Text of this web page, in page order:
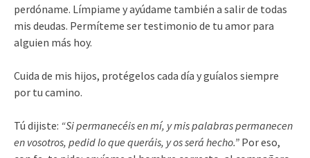
perdóname. Límpiame y ayúdame también a salir de todas
mis deudas. Permíteme ser testimonio de tu amor para
alguien más hoy.
Cuida de mis hijos, protégelos cada día y guíalos siempre
por tu camino.
Tú dijiste: “Si permanecéis en mí, y mis palabras permanecen
en vosotros, pedid lo que queráis, y os será hecho.” Por eso,